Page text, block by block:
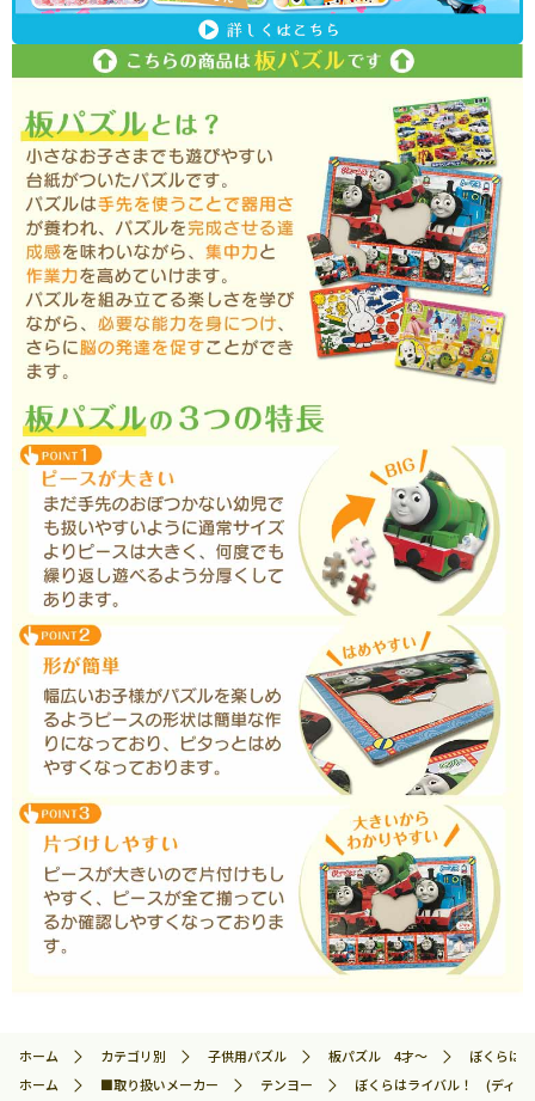
ホーム カテゴリ別 子供用パズル 板パズル 4才～
ぼくらは
ホーム
■取り扱いメーカー テンヨー
ぼくらはライバル！ (ディ